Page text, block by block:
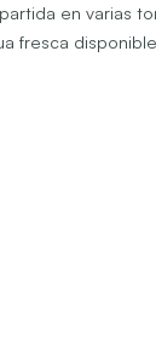
en varias
fresca